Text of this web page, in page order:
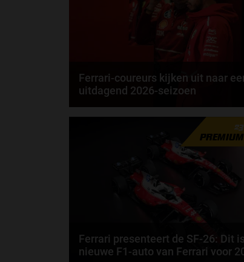
Ferrari-coureurs kijken uit naar
uitdagend 2026-seizoen
Lewis Hamilton rijdt in 2027 al 20 jaar in de
1. Toch geeft de Brit aan dat 2026
Elvira Kieboom
Ferrari presenteert de SF-26: Dit
nieuwe F1-auto van Ferrari voor